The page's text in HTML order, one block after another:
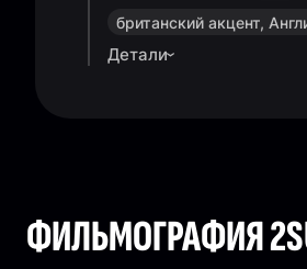
британский акцент,
Детали
ФИЛЬМОГРАФИЯ